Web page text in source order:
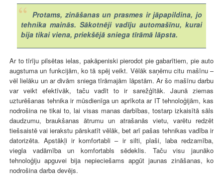
Protams, zināšanas un prasmes ir jāpapildina, jo
tehnika mainās. Sākotnēji vadīju automašīnu, kurai
bija tikai viena, priekšējā sniega tīrāmā lāpsta.
Ar to tīrīju pilsētas ielas, pakāpeniski pierodot pie gabarītiem, pie auto
augstuma un funkcijām, ko tā spēj veikt. Vēlāk saņēmu citu mašīnu –
vēl lielāku un ar divām sniega tīrāmajām lāpstām. Ar šo mašīnu darbu
var veikt efektīvāk, taču vadīt to ir sarežģītāk. Jaunā ziemas
uzturēšanas tehnika ir mūsdienīga un aprīkota ar IT tehnoloģijām, kas
nodrošina ne tikai to, lai visas manas darbības, tostarp izkaisītā sāls
daudzumu, braukšanas ātrumu un atrašanās vietu, varētu redzēt
tiešsaistē vai ierakstu pārskatīt vēlāk, bet arī pašas tehnikas vadība ir
datorizēta. Apstākļi ir komfortabli – ir silti, plaši, laba redzamība,
viegla vadāmība un komfortabls sēdeklis. Taču visu jaunāko
tehnoloģiju apguvei bija nepieciešams apgūt jaunas zināšanas, ko
nodrošina darba devējs.